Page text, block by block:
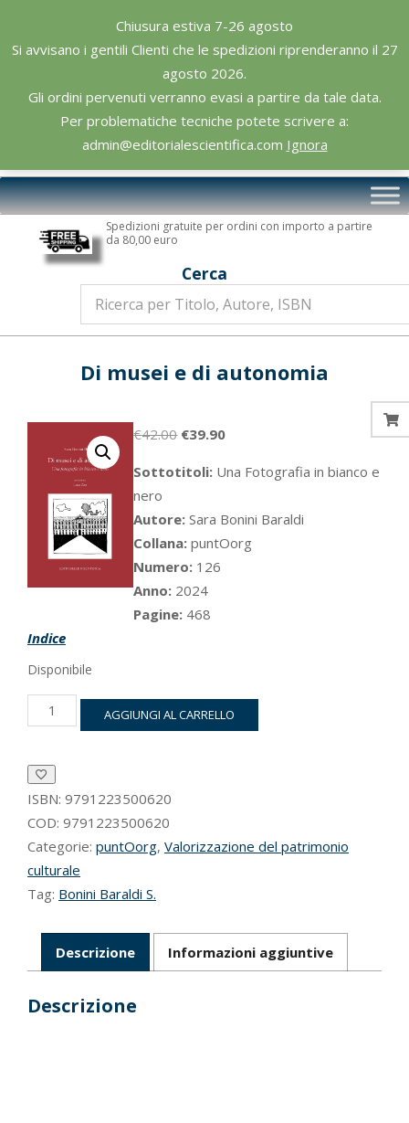
Chiusura estiva 7-26 agosto
Si avvisano i gentili Clienti che le spedizioni riprenderanno il 27
agosto 2026.
Gli ordini pervenuti verranno evasi a partire da tale data.
Per problematiche tecniche potete scrivere a:
admin@editorialescientifica.com Ignora
content
Editoriale
Scientifica
Primary
Navigation
Spedizioni gratuite per ordini con importo a partire
da 80,00 euro
Cerca
Di musei e di autonomia
€42.00 Il
originale
€42.00.
€39.90Il
attuale
€39.90.
Sottotitoli: Una Fotografia in bianco e
nero
Autore:Sara Bonini Baraldi
Collana:puntOorg
Numero: 126
Anno: 2024
Pagine: 468
Indice
Disponibile
musei
autonomia
quantità
AGGIUNGI AL CARRELLO
ISBN: 9791223500620
COD: 9791223500620
Categorie: puntOorg, Valorizzazione del patrimonio
culturale
Tag: Bonini Baraldi S.
Descrizione Informazioni aggiuntive
Descrizione